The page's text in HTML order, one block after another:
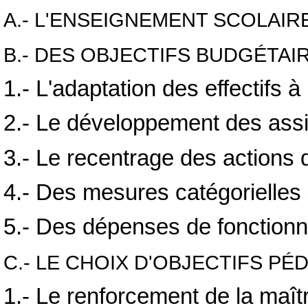
A.- L'ENSEIGNEMENT
B.- DES OBJECTIFS
1.- L'adaptation des effectifs
2.- Le développement des
3.- Le recentrage des actions
4.- Des mesures
5.- Des dépenses de
C.- LE CHOIX D'OBJECTIFS
1.- Le renforcement de la